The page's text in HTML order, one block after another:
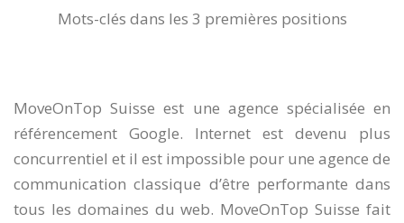
Mots-clés dans les 3 premières positions
MoveOnTop Suisse est une agence spécialisée en
référencement Google. Internet est devenu plus
concurrentiel et il est impossible pour une agence de
communication classique d’être performante dans
tous les domaines du web. MoveOnTop Suisse fait